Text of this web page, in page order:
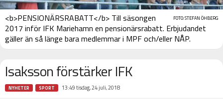
FOTO: STEFAN ÖHBERG
<b>PENSIONÄRSRABATT</b> Till säsongen
2017 inför IFK Mariehamn en pensionärsrabatt. Erbjudandet
gäller än så länge bara medlemmar i MPF och/eller NÅP.
Isaksson förstärker IFK
NYHETER SPORT 13:49 tisdag, 24 juli, 2018